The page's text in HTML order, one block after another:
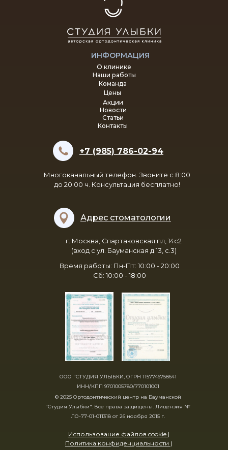
Многоканальный телефон. Звоните с 8:00
до 20:00 ч. Консультация бесплатно!
© 2025 Ортодонтический центр на Бауманской
"Студия Улыбки". Все права защищены. Лицензия №
ЛО-77-01-011318 от 26 ноября 2015 г.
О клинике
Акции
Команда
Цены
ООО "СТУДИЯ УЛЫБКИ, ОГРН 1157746758641
ИНН/КПП 9701005780/770101001
Использование файлов cookie |
Политика конфиденциальности |
г. Москва, Спартаковская пл, 14с2
(вход с ул. Бауманская д.13, с.3)
Адрес стоматологии
ИНФОРМАЦИЯ
+7 (985) 786-02-94
Наши работы
Время работы: Пн-Пт: 10:00 - 20:00
Сб: 10:00 - 18:00
Контакты
Новости
Статьи